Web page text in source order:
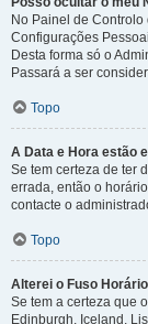
No Painel de
Configurações
Desta forma só o
Passará a ser
Topo
A Data e Hora estão
Se tem certeza de ter
errada, então o
contacte o
Topo
Alterei o Fuso
Se tem a certeza que
Edinburgh, Iceland,